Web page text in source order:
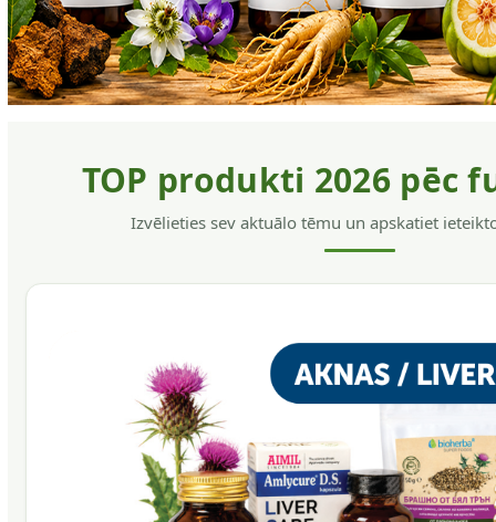
TOP produkti 2026 pēc
Izvēlieties sev aktuālo tēmu un apskatiet